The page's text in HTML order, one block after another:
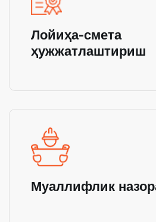
Лойиҳа-смета
ҳужжатлаштириш
Муаллифлик